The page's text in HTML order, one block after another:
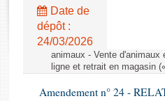
Rapports législatifs
Rapports sur l'application des lois
Baromètre de l’application des
Dossiers législatifs
Date de
dépôt :
24/03/2026
animaux - Vente
ligne et retrait en magasin
Amendement n° 24 -